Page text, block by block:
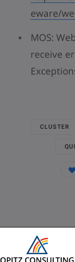
eware/
MOS:
receive
CLUSTER